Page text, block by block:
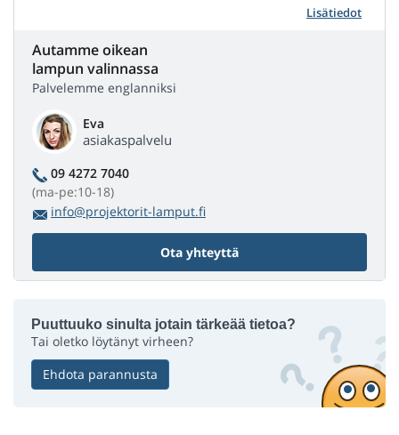
Lisätiedot
Autamme oikean
lampun valinnassa
Palvelemme englanniksi
Eva
asiakaspalvelu
09 4272 7040
(ma-pe:10-18)
info@projektorit-lamput.fi
Ota yhteyttä
Puuttuuko sinulta jotain tärkeää tietoa?
Tai oletko löytänyt virheen?
Ehdota parannusta